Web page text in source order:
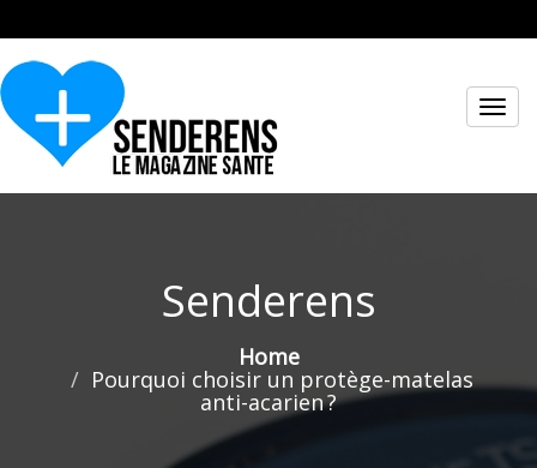
Senderens
Home
Pourquoi choisir un protège-matelas
anti-acarien ?